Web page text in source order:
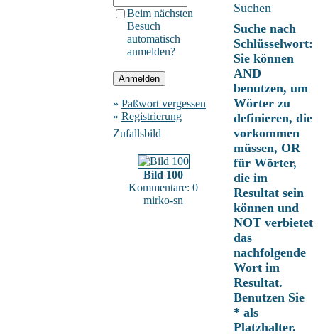
Beim nächsten
Besuch
automatisch
anmelden?
» Paßwort vergessen
» Registrierung
Zufallsbild
Bild 100
Kommentare: 0
mirko-sn
Suchen
Suche nach
Schlüsselwort:
Sie können
AND
benutzen, um
Wörter zu
definieren, die
vorkommen
müssen, OR
für Wörter,
die im
Resultat sein
können und
NOT verbietet
das
nachfolgende
Wort im
Resultat.
Benutzen Sie
* als
Platzhalter.